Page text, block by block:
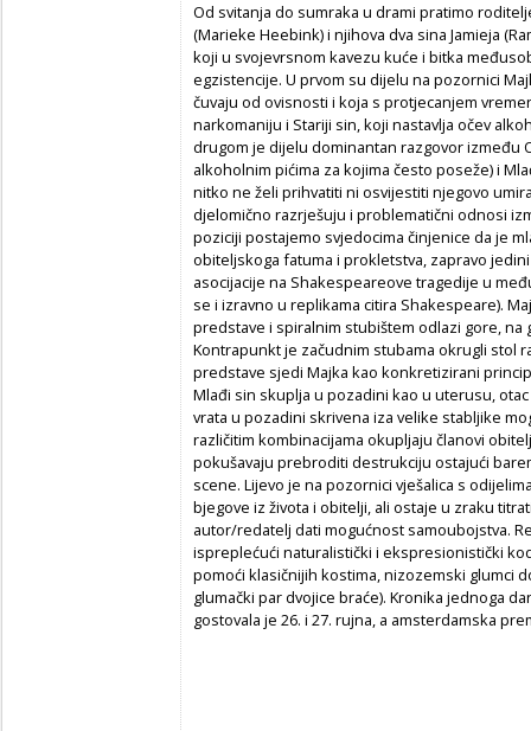
Od svitanja do sumraka u drami pratimo
(Marieke Heebink) i njihova dva sina Jamieja
koji u svojevrsnom kavezu kuće i bitka
egzistencije. U prvom su dijelu na pozornici
čuvaju od ovisnosti i koja s protjecanjem
narkomaniju i Stariji sin, koji nastavlja očev
drugom je dijelu dominantan razgovor između
alkoholnim pićima za kojima često poseže) i
nitko ne želi prihvatiti ni osvijestiti njegovo
djelomično razrješuju i problematični odnosi
poziciji postajemo svjedocima činjenice da je
obiteljskoga fatuma i prokletstva, zapravo
asocijacije na Shakespeareove tragedije u
se i izravno u replikama citira Shakespeare).
predstave i spiralnim stubištem odlazi gore, na
Kontrapunkt je začudnim stubama okrugli stol
predstave sjedi Majka kao konkretizirani
Mlađi sin skuplja u pozadini kao u uterusu,
vrata u pozadini skrivena iza velike stabljike
različitim kombinacijama okupljaju članovi
pokušavaju prebroditi destrukciju ostajući
scene. Lijevo je na pozornici vješalica s
bjegove iz života i obitelji, ali ostaje u zraku
autor/redatelj dati mogućnost samoubojstva.
ispreplećući naturalistički i ekspresionistički
pomoći klasičnijih kostima, nizozemski glumci
glumački par dvojice braće). Kronika jednoga
gostovala je 26. i 27. rujna, a amsterdamska